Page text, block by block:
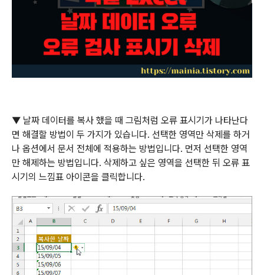
▼ 날짜 데이터를 복사 했을 때 그림처럼 오류 표시기가 나타난다
면 해결할 방법이 두 가지가 있습니다. 선택한 영역만 삭제를 하거
나 옵션에서 문서 전체에 적용하는 방법입니다. 먼저 선택한 영역
만 해제하는 방법입니다. 삭제하고 싶은 영역을 선택한 뒤 오류 표
시기의 느낌표 아이콘을 클릭합니다.